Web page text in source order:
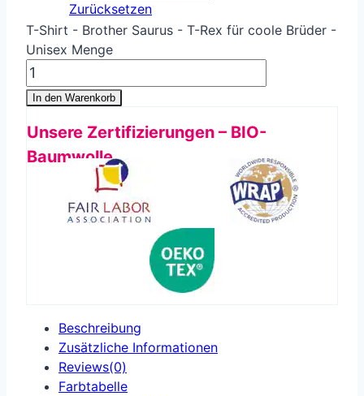
Zurücksetzen
T-Shirt - Brother Saurus - T-Rex für coole Brüder -
Unisex Menge
In den Warenkorb
Unsere Zertifizierungen – BIO-
Baumwolle
Beschreibung
Zusätzliche Informationen
Reviews(0)
Farbtabelle